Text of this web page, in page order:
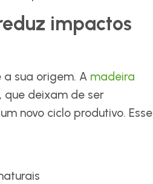
impactos
a sua origem. A madeira
, que deixam de ser
novo ciclo produtivo. Esse